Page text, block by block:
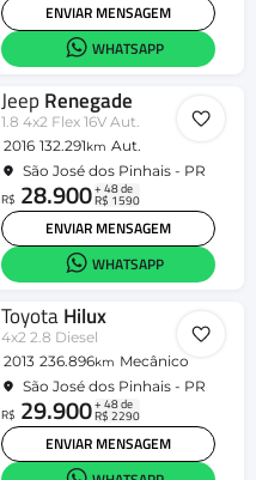
ENVIAR MENSAGEM
WHATSAPP
Jeep Renegade
1.8 4x2 Flex 16V Aut.
2016 132.291km Aut.
São José dos Pinhais - PR
R$ 28.900+ 48 de
R$ 1590
ENVIAR MENSAGEM
WHATSAPP
ToyotaHilux
4x2 2.8 Diesel
2013 236.896km Mecânico
São José dos Pinhais - PR
R$ 29.900+ 48 de
R$ 2290
ENVIAR MENSAGEM